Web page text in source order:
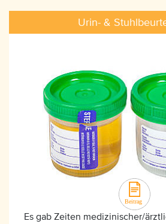
Urin- &
Es gab Zeiten medizinischer/